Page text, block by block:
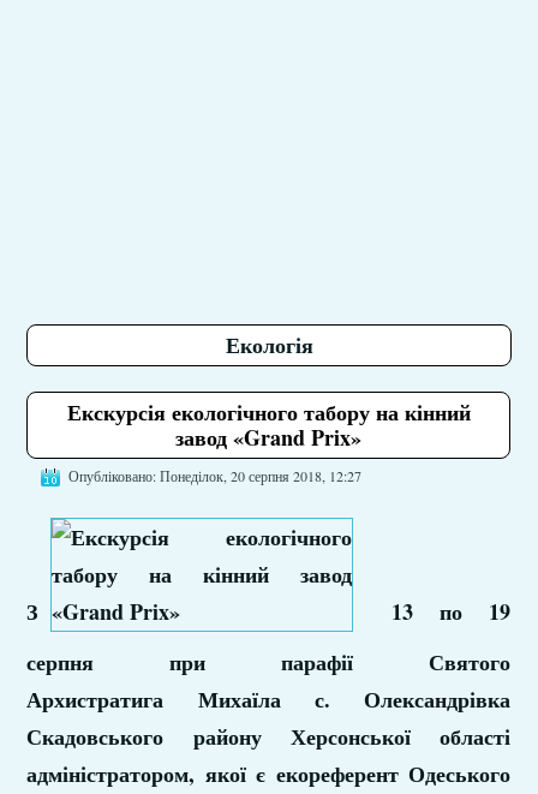
Екологія
Екскурсія екологічного табору на кінний
завод «Grand Prix»
Опубліковано: Понеділок, 20 серпня 2018, 12:27
З
13 по 19
серпня при парафії Святого
Архистратига Михаїла с. Олександрівка
Скадовського району Херсонської області
адміністратором, якої є екореферент Одеського